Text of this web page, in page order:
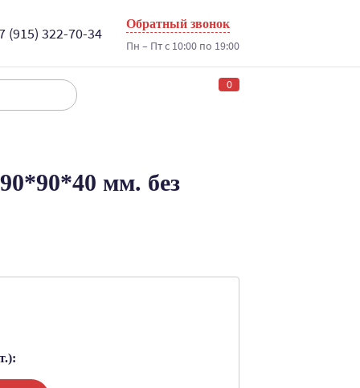
(915) 322-70-34
Обратный звонок
Пн – Пт с 10:00 по 19:00
0
мм. без